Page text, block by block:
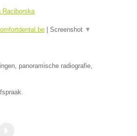
Raciborska
Screenshot ▼
panoramische radiografie,